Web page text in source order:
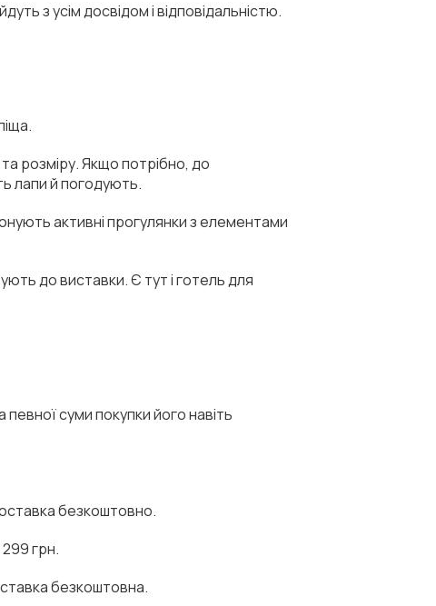
з усім досвідом і відповідальністю.
розміру. Якщо потрібно, до
лапи й погодують.
активні прогулянки з елементами
до виставки. Є тут і готель для
суми покупки його навіть
безкоштовно.
грн.
безкоштовна.